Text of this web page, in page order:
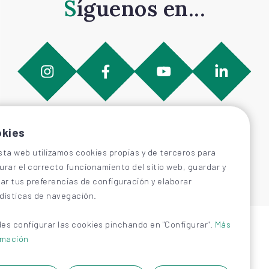
Síguenos en...
web utilizamos cookies propias y de terceros para
el correcto funcionamiento del sitio web, guardar y
tus preferencias de configuración y elaborar
de navegación.
configurar las cookies pinchando en "Configurar". Más